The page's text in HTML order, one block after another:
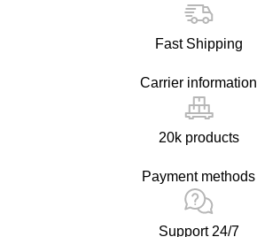
Fast Shipping
Carrier information
20k products
Payment methods
24/7 Support